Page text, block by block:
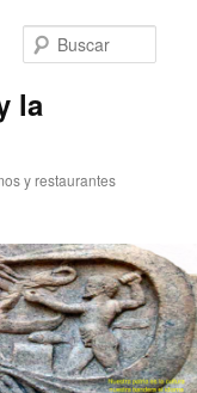
la
y restaurantes